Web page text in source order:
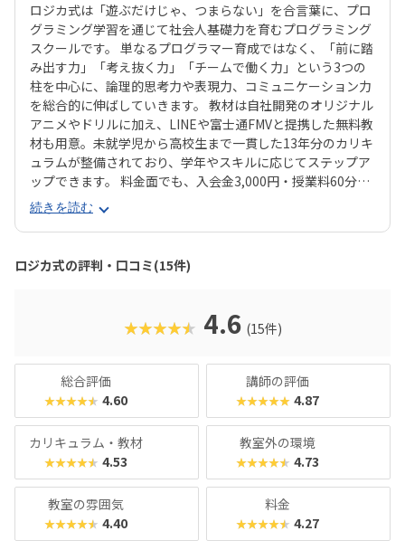
ロジカ式は「遊ぶだけじゃ、つまらない」を合言葉に、プロ
グラミング学習を通じて社会人基礎力を育むプログラミング
スクールです。 単なるプログラマー育成ではなく、「前に踏
み出す力」「考え抜く力」「チームで働く力」という3つの
柱を中心に、論理的思考力や表現力、コミュニケーション力
を総合的に伸ばしていきます。 教材は自社開発のオリジナル
アニメやドリルに加え、LINEや富士通FMVと提携した無料教
材も用意。未就学児から高校生まで一貫した13年分のカリキ
ュラムが整備されており、学年やスキルに応じてステップア
ップできます。 料金面でも、入会金3,000円・授業料60分あ
たり1,800円とリーズナブル。年間で比較しても他スクール
より大幅に低コストで学べるのが大きな魅力です。 さらに
「全国選抜小学生プログラミング大会」や独自の認定制度な
ど、チャレンジの場も多数。 プログラミングだけでなく、人
前での発表や課題解決に取り組む経験が、将来の進学や社会
続きを読む
ロジカ式の評判・口コミ(15件)
★★★★★ 4.6 (15件)
総合評価
★★★★★ 4.60
講師の評価
★★★★★ 4.87
カリキュラム・教材
★★★★★ 4.53
教室外の環境
★★★★★ 4.73
教室の雰囲気
★★★★★ 4.40
料金
★★★★★ 4.27